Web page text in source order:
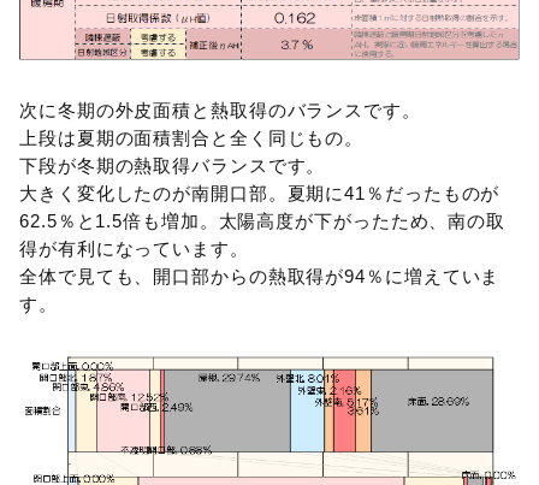
次に冬期の外皮面積と熱取得のバランスです。
上段は夏期の面積割合と全く同じもの。
下段が冬期の熱取得バランスです。
大きく変化したのが南開口部。夏期に41％だったものが
62.5％と1.5倍も増加。太陽高度が下がったため、南の取
得が有利になっています。
全体で見ても、開口部からの熱取得が94％に増えていま
す。